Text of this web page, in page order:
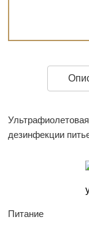
дезинфекции
Питание